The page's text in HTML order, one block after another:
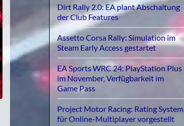
Dirt Rally 2.0: EA plant Abschaltung
der Club Features
Assetto Corsa Rally: Simulation im
Steam Early Access gestartet
EA Sports WRC 24: PlayStation Plus
im November, Verfügbarkeit im
Game Pass
Project Motor Racing: Rating System
für Online-Multiplayer vorgestellt